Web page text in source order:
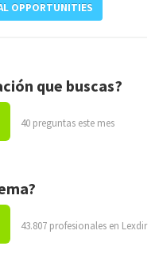
OPPORTUNITIES
que buscas?
40 preguntas este mes
43.807 profesionales en Lexdir